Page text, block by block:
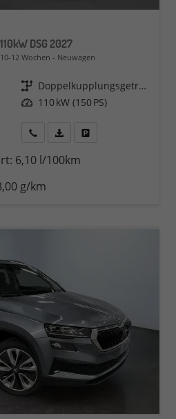
DSG 2027
12 Wochen Neuwagen
Getriebe
Doppelkupplungsgetriebe (DSG)
Leistung 110 kW (150 PS)
Rückruf PDF-Datei, Fahrzeugexposé
6,10 l/100km
g/km